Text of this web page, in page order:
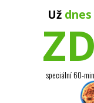
Už dnes
speciální 60-